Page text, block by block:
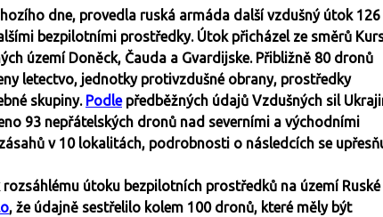
dne, provedla ruská armáda další vzdušný útok 126
bezpilotními prostředky. Útok přicházel ze směrů
území Doněck, Čauda a Gvardijske. Přibližně 80 dronů
letectvo, jednotky protivzdušné obrany, prostředky
skupiny. Podlepředběžných údajů Vzdušných sil
93 nepřátelských dronů nad severními a východními
v 10 lokalitách, podrobnosti o následcích se
útoku bezpilotních prostředků na území Ruské
, že údajně sestřelilo kolem 100 dronů, které měly být